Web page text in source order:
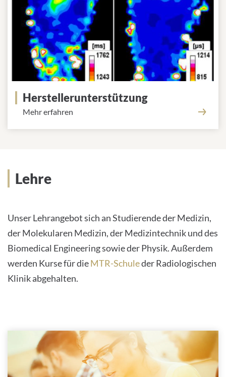
Herstellerunterstützung
Mehr erfahren
Lehre
Unser Lehrangebot sich an Studierende der Medizin,
der Molekularen Medizin, der Medizintechnik und des
Biomedical Engineering sowie der Physik. Außerdem
werden Kurse für dieMTR-Schuleder Radiologischen
Klinik abgehalten.